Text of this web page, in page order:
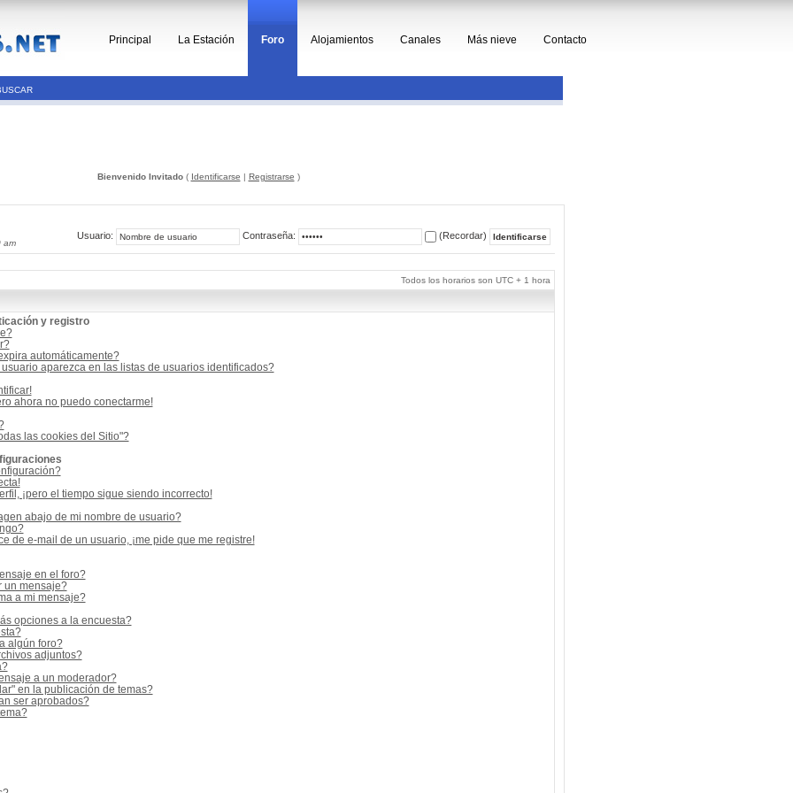
Principal La Estación Foro Alojamientos Canales Más nieve Contacto
Bienvenido Invitado( Identificarse | Registrarse )
am
Usuario: Contraseña: (Recordar)
Todos los horarios son UTC + 1 hora
y registro
automáticamente?
aparezca en las listas de usuarios identificados?
ahora no puedo conectarme!
las cookies del Sitio"?
¡pero el tiempo sigue siendo incorrecto!
abajo de mi nombre de usuario?
de e-mail de un usuario, ¡me pide que me registre!
en el foro?
un mensaje?
a mi mensaje?
opciones a la encuesta?
algún foro?
adjuntos?
a un moderador?
en la publicación de temas?
ser aprobados?